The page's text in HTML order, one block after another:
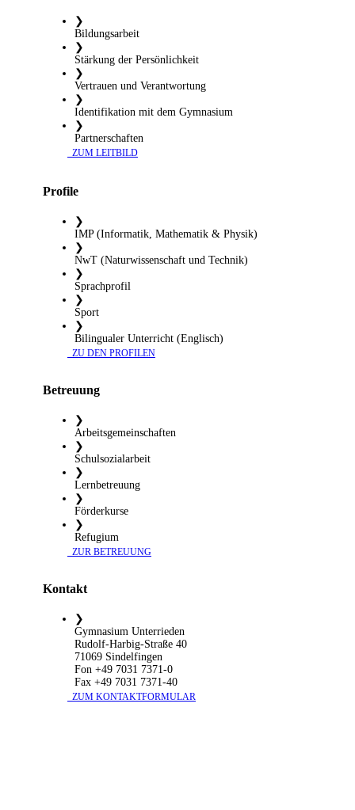
❯
Bildungsarbeit
❯
Stärkung der Persönlichkeit
❯
Vertrauen und Verantwortung
❯
Identifikation mit dem Gymnasium
❯
Partnerschaften
​ ZUM LEITBILD
Profile
❯
IMP (Informatik, Mathematik & Physik)
❯
NwT (Naturwissenschaft und Technik)
❯
Sprachprofil
❯
Sport
❯
Bilingualer Unterricht (Englisch)
​ ZU DEN PROFILEN
Betreuung
❯
Arbeitsgemeinschaften
❯
Schulsozialarbeit
❯
Lernbetreuung
❯
Förderkurse
❯
Refugium
​ ZUR BETREUUNG
Kontakt
❯
Gymnasium Unterrieden
Rudolf-Harbig-Straße 40
71069 Sindelfingen
Fon +49 7031 7371-0
Fax +49 7031 7371-40
​ ZUM KONTAKTFORMULAR